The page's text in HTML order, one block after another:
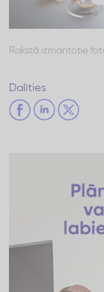
Rakstā izmantotie
Dalīties